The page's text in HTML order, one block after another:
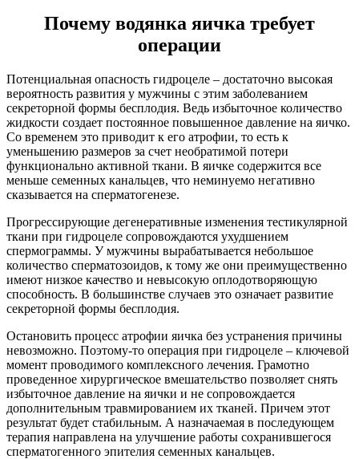
Почему водянка яичка требует
операции
Потенциальная опасность гидроцеле – достаточно высокая
вероятность развития у мужчины с этим заболеванием
секреторной формы бесплодия. Ведь избыточное количество
жидкости создает постоянное повышенное давление на яичко.
Со временем это приводит к его атрофии, то есть к
уменьшению размеров за счет необратимой потери
функционально активной ткани. В яичке содержится все
меньше семенных канальцев, что неминуемо негативно
сказывается на сперматогенезе.
Прогрессирующие дегенеративные изменения тестикулярной
ткани при гидроцеле сопровождаются ухудшением
спермограммы. У мужчины вырабатывается небольшое
количество сперматозоидов, к тому же они преимущественно
имеют низкое качество и невысокую оплодотворяющую
способность. В большинстве случаев это означает развитие
секреторной формы бесплодия.
Остановить процесс атрофии яичка без устранения причины
невозможно. Поэтому-то операция при гидроцеле – ключевой
момент проводимого комплексного лечения. Грамотно
проведенное хирургическое вмешательство позволяет снять
избыточное давление на яички и не сопровождается
дополнительным травмированием их тканей. Причем этот
результат будет стабильным. А назначаемая в последующем
терапия направлена на улучшение работы сохранившегося
сперматогенного эпителия семенных канальцев.